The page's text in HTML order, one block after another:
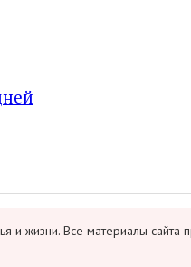
и жизни. Все материалы сайта